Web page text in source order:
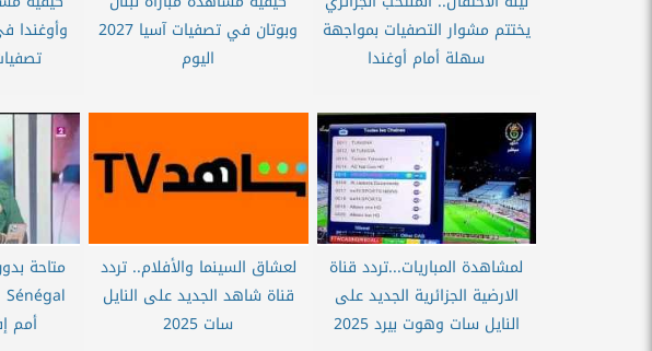
يختتم مشوار التصفيات بمواجهة
سهلة أمام أوغندا
وبوتان في تصفيات آسيا 2027
اليوم
وأوغندا
لمشاهدة المباريات...تردد قناة
الارضية الجزائرية الجديد على
النايل سات وهوت بيرد 2025
لعشاق السينما والأفلام.. تردد
قناة شاهد الجديد على النايل
سات 2025
متاحة
أمم